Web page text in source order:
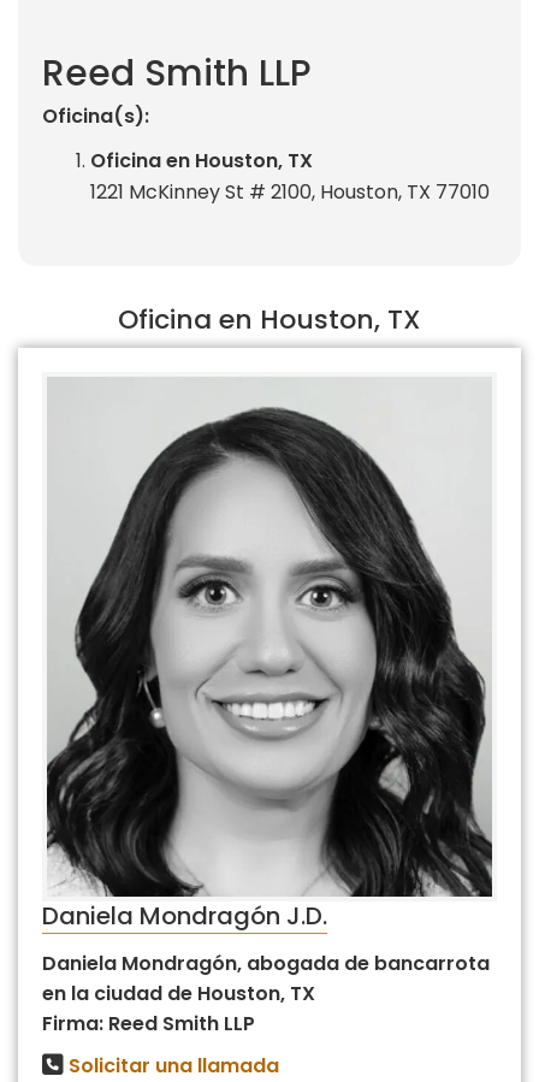
Reed Smith LLP
Oficina(s):
Oficina en Houston, TX
1221 McKinney St # 2100, Houston, TX 77010
Oficina en Houston, TX
Daniela Mondragón J.D.
Daniela Mondragón, abogada de bancarrota
en la ciudad de Houston, TX
Firma: Reed Smith LLP
Solicitar una llamada